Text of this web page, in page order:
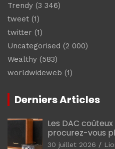
Trendy (3 346)
tweet (1)
twitter (1)
Uncategorised (2 000)
Wealthy (583)
worldwideweb (1)
Derniers Articles
Les DAC
procurez-vous
30 juillet 2026